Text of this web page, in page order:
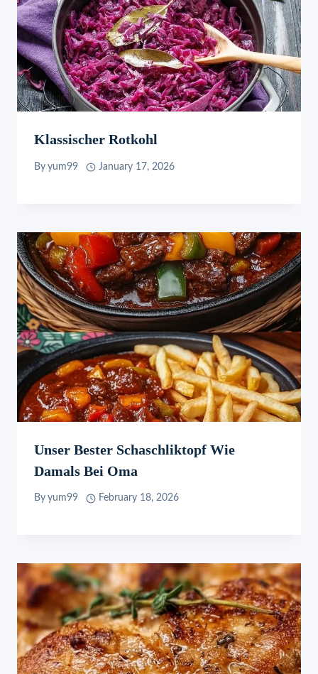
Klassischer Rotkohl
By yum99 January 17, 2026
Unser Bester Schaschliktopf Wie
Damals Bei Oma
By yum99 February 18, 2026